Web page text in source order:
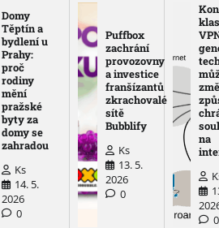
Domy
Těptín a
bydlení u
Prahy:
proč
rodiny
mění
pražské
byty za
domy se
zahradou
Ks
14. 5.
2026
0
Puffbox
zachrání
provozovny
a investice
franšízantů
zkrachovalé
sítě
Bubblify
Ks
13. 5.
2026
0
na
0